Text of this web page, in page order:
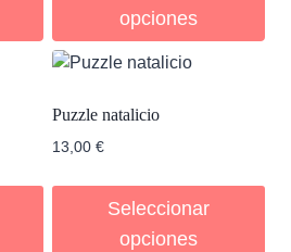
opciones
Puzzle natalicio
13,00 €
Seleccionar
opciones